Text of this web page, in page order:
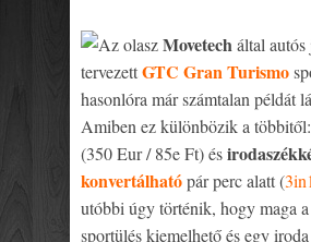
Az olaszMovetecháltal
tervezettGTC Gran Turismo
hasonlóra már számtalan példát
Amiben ez különbözik a többitől:
(350 Eur / 85e Ft) és
konvertálhatópár perc alatt (
utóbbi úgy történik, hogy maga
sportülés kiemelhető és egy